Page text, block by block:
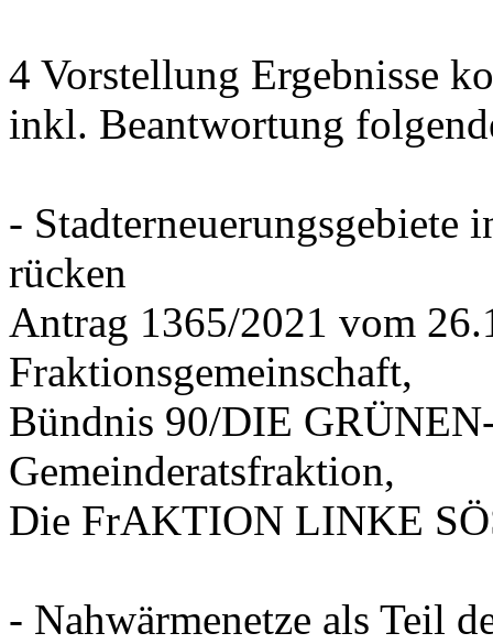
4 Vorstellung Ergebnisse
inkl. Beantwortung
- Stadterneuerungsgebiete
rücken
Antrag 1365/2021 vom
Fraktionsgemeinschaft,
Bündnis 90/DIE
Gemeinderatsfraktion,
Die FrAKTION LINKE
- Nahwärmenetze als Teil